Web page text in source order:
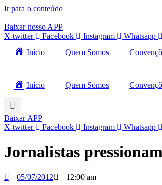
Ir para o conteúdo
Baixar nosso APP
X-twitter
Facebook Instagram Whatsapp
Início
Quem Somos
Início Quem Somos
Baixar APP
X-twitter
Facebook Instagram Whatsapp
Jornalistas
05/07/2012 12:00 am